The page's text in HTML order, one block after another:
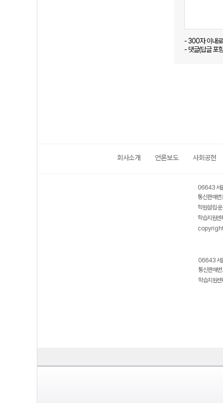
- 300자 이내
- 댓글(답글 포
회사소개 언론보도 사회공헌
06643 서
통신판매
학원설립·
학습지원
06643 서
통신판매
학습지원